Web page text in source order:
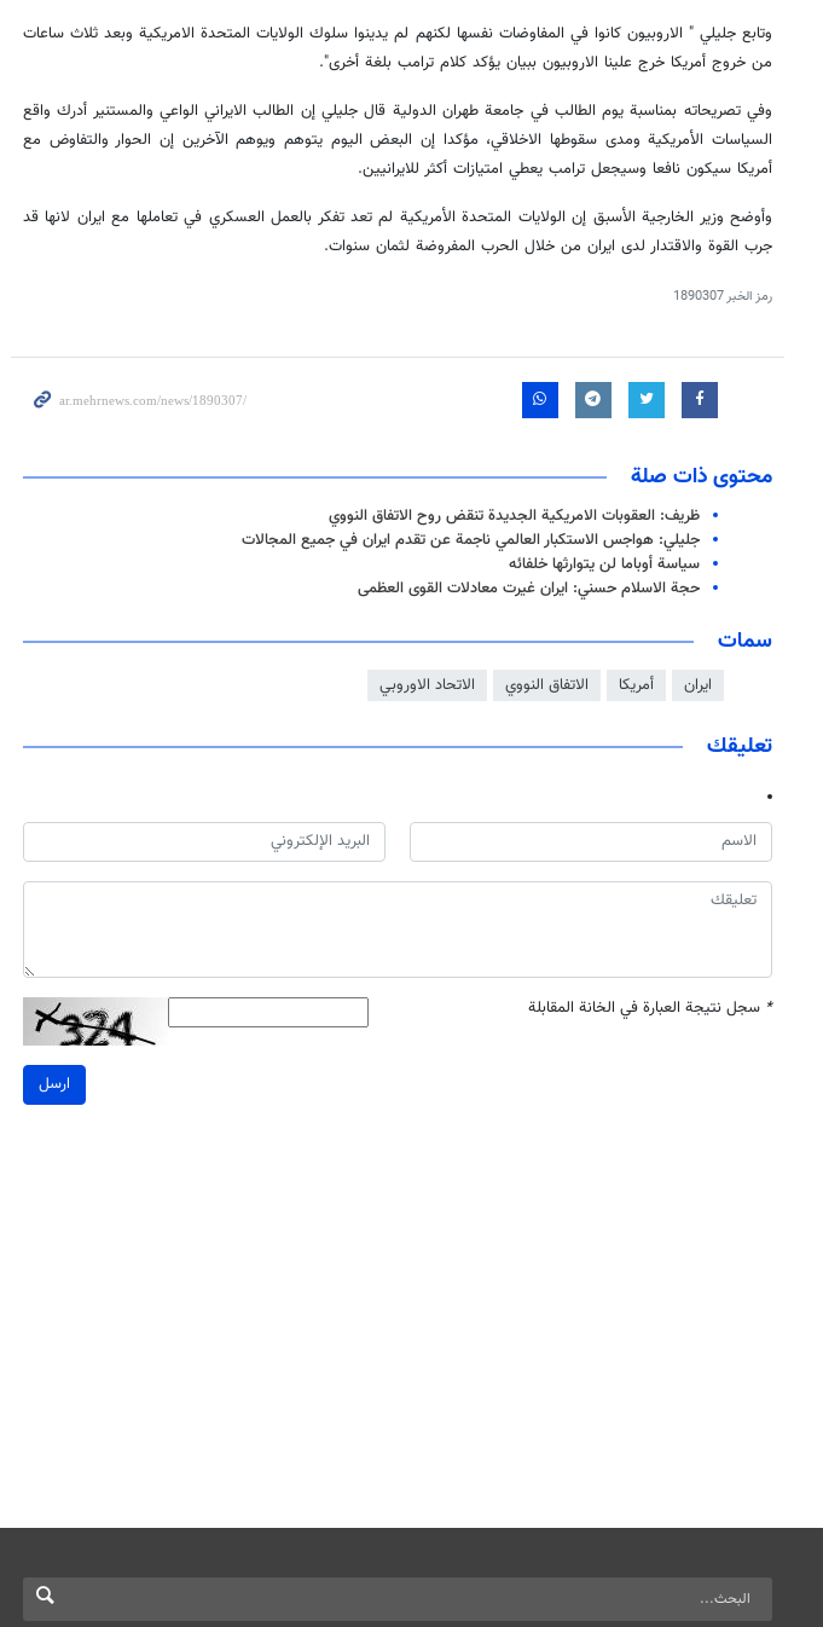
وتابع جليلي " الاروبيون كانوا في المفاوضات نفسها لكنهم لم يدينوا سلوك الولايات المتحدة الامريكية وبعد ثلاث ساعات
من خروج أمريكا خرج علينا الاروبيون ببيان يؤكد كلام ترامب بلغة أخرى".
وفي تصريحاته بمناسبة يوم الطالب في جامعة طهران الدولية قال جليلي إن الطالب الايراني الواعي والمستنير أدرك واقع
السياسات الأمريكية ومدى سقوطها الاخلاقي، مؤكدا إن البعض اليوم يتوهم ويوهم الآخرين إن الحوار والتفاوض مع
أمريكا سيكون نافعا وسيجعل ترامب يعطي امتيازات أكثر للايرانيين.
وأوضح وزير الخارجية الأسبق إن الولايات المتحدة الأمريكية لم تعد تفكر بالعمل العسكري في تعاملها مع ايران لانها قد
جرب القوة والاقتدار لدى ايران من خلال الحرب المفروضة لثمان سنوات.
رمز الخبر1890307
محتوى ذات صلة
ظريف: العقوبات الامريكية الجديدة تنقض روح الاتفاق النووي
جليلي: هواجس الاستكبار العالمي ناجمة عن تقدم ايران في جميع المجالات
سياسة أوباما لن يتوارثها خلفائه
حجة الاسلام حسني: ايران غيرت معادلات القوى العظمى
سمات
ايران أمريكا الاتفاق النووي الاتحاد الاوروبي
تعليقك
* سجل نتيجة العبارة في الخانة المقابلة
ارسل